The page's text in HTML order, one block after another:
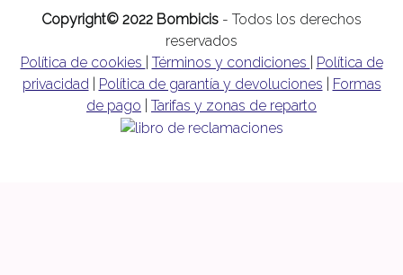
Copyright© 2022 Bombicis - Todos los derechos
reservados
Política de cookies
Términos y condiciones
Política de
privacidad| Política de garantía y devoluciones
Formas
de pago
Tarifas y zonas de reparto